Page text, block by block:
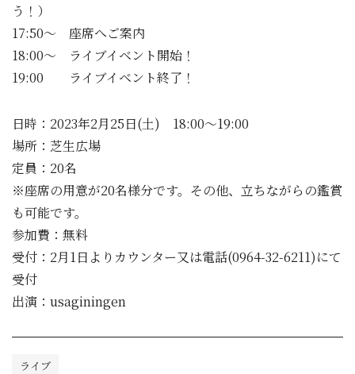
う！）
17:50～ 座席へご案内
18:00～ ライブイベント開始！
19:00 ライブイベント終了！
日時：2023年2月25日(土) 18:00～19:00
場所：芝生広場
定員：20名
※座席の用意が20名様分です。その他、立ちながらの鑑賞
も可能です。
参加費：無料
受付：2月1日よりカウンター又は電話(0964-32-6211)にて
受付
出演：usaginingen
ライブ